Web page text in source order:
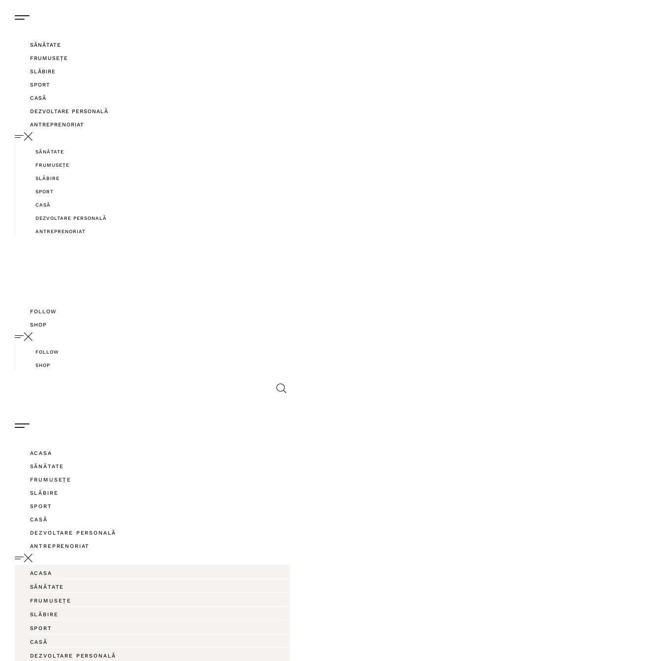
SĂNĂTATE
FRUMUSEȚE
SLĂBIRE
SPORT
CASĂ
DEZVOLTARE PERSONALĂ
ANTREPRENORIAT
SĂNĂTATE
FRUMUSEȚE
SLĂBIRE
SPORT
CASĂ
DEZVOLTARE PERSONALĂ
ANTREPRENORIAT
FOLLOW
SHOP
FOLLOW
SHOP
ACASA
SĂNĂTATE
FRUMUSEȚE
SLĂBIRE
SPORT
CASĂ
DEZVOLTARE PERSONALĂ
ANTREPRENORIAT
ACASA
SĂNĂTATE
FRUMUSEȚE
SLĂBIRE
SPORT
CASĂ
DEZVOLTARE PERSONALĂ